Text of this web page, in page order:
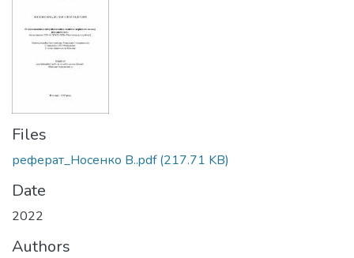
Files
реферат_Носенко В..pdf(217.71 KB)
Date
2022
Authors